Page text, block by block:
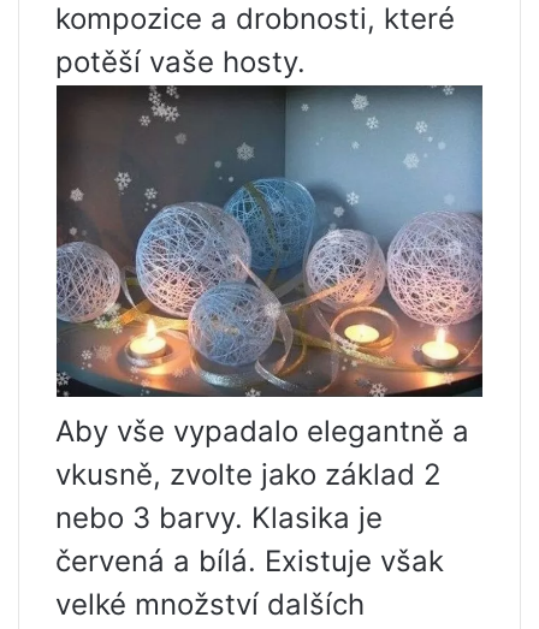
kompozice a drobnosti, které
potěší vaše hosty.
Aby vše vypadalo elegantně a
vkusně, zvolte jako základ 2
nebo 3 barvy. Klasika je
červená a bílá. Existuje však
velké množství dalších